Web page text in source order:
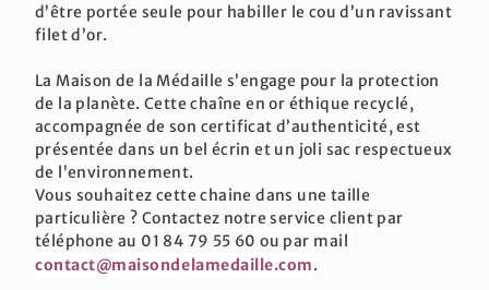
d’être portée seule pour habiller le cou d’un ravissant
filet d’or.
La Maison de la Médaille s’engage pour la protection
de la planète. Cette chaîne en or éthique recyclé,
accompagnée de son certificat d’authenticité, est
présentée dans un bel écrin et un joli sac respectueux
de l’environnement.
Vous souhaitez cette chaine dans une taille
particulière ? Contactez notre service client par
téléphone au 01 84 79 55 60 ou par mail
contact@maisondelamedaille.com.